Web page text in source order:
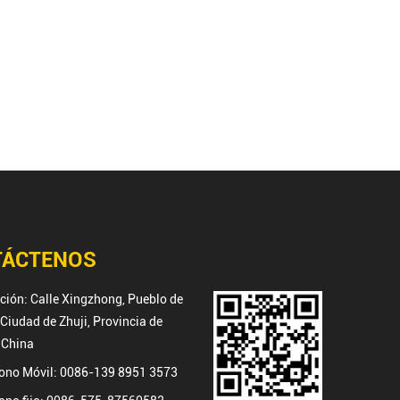
Calle Xingzhong, Pueblo de
de Zhuji, Provincia de
Móvil: 0086-139 8951 3573